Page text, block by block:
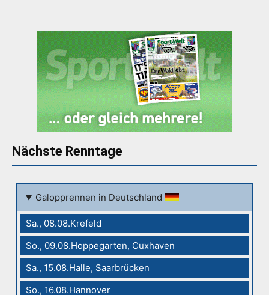
Nächste Renntage
Galopprennen in Deutschland
Sa., 08.08.Krefeld
So., 09.08.Hoppegarten, Cuxhaven
Sa., 15.08.Halle, Saarbrücken
So., 16.08.Hannover